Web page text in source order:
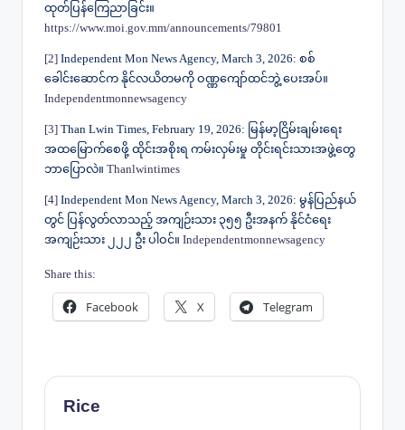
ထုတ်ပြန်ကြေညာခြင်း။
https://www.moi.gov.mm/announcements/79801
[2] Independent Mon News Agency, March 3, 2026: စစ်
ခေါင်းဆောင်က နိုင်လယိတမကို ဝဏ္ဏကျော်ထင်ဘွဲ့ ပေးအပ်။
Independentmonnewsagency
[3] Than Lwin Times, February 19, 2026: မြန်မာ့ငြိမ်းချမ်း‌ရေး
အထမြောက်စေဖို့ ထိုင်းအစိုးရ ကမ်းလှမ်းမှု တိုင်းရင်းသားအဖွဲ့တွေ
ဘာပြောလဲ။ Thanlwintimes
[4] Independent Mon News Agency, March 3, 2026: မွန်ပြည်နယ်
တွင် ပြန်လွတ်လာသည့် အကျဉ်းသား ၃၅၅ ဦးအနက် နိုင်ငံရေး
အကျဉ်းသား ၂၂၂ ဦး ပါဝင်။ Independentmonnewsagency
Share this:
Facebook X Telegram
Rice